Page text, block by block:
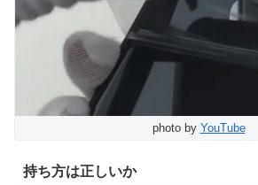
photo by YouTube
持ち方は正しいか